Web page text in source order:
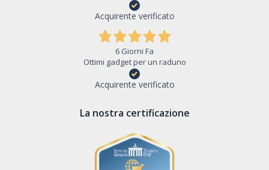
Acquirente verificato
6 Giorni Fa
Ottimi gadget per un raduno
Acquirente verificato
La nostra certificazione